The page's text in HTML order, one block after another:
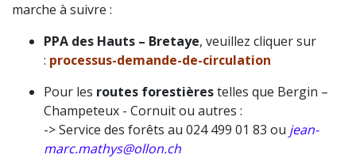
marche à suivre :
PPA des Hauts – Bretaye, veuillez cliquer sur
: processus-demande-de-circulation
Pour les routes forestièrestelles que Bergin –
Champeteux - Cornuit ou autres :
->Service des forêts au 024 499 01 83 ou jean-
marc.mathys@ollon.ch